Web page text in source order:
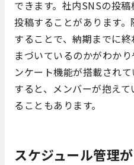
できます。社内SNSの投
投稿することがあります
することで、納期までに
まづいているのかがわか
ンケート機能が搭載され
すると、メンバーが抱え
ることもあります。
スケジュール管理